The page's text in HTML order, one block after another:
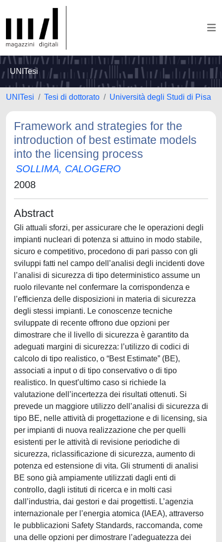
UNITesi
UNITesi Tesi di dottorato Università degli Studi di Pisa
Framework and strategies for the
introduction of best estimate models
into the licensing process
SOLLIMA, CALOGERO
2008
Abstract
Gli attuali sforzi, per assicurare che le operazioni degli
impianti nucleari di potenza si attuino in modo stabile,
sicuro e competitivo, procedono di pari passo con gli
sviluppi fatti nel campo dell’analisi degli incidenti dove
l’analisi di sicurezza di tipo deterministico assume un
ruolo rilevante nel confermare la corrispondenza e
l’efficienza delle disposizioni in materia di sicurezza
degli stessi impianti. Le conoscenze tecniche
sviluppate di recente offrono due opzioni per
dimostrare che il livello di sicurezza è garantito da
adeguati margini di sicurezza: l’utilizzo di codici di
calcolo di tipo realistico, o “Best Estimate” (BE),
associati a input o di tipo conservativo o di tipo
realistico. In quest’ultimo caso si richiede la
valutazione dell’incertezza dei risultati ottenuti. Si
prevede un maggiore utilizzo dell’analisi di sicurezza di
tipo BE, nelle attività di progettazione e di licensing, sia
per impianti di nuova realizzazione che per quelli
esistenti per le attività di revisione periodiche di
sicurezza, riclassificazione di sicurezza, aumento di
potenza ed estensione di vita. Gli strumenti di analisi
BE sono già ampiamente utilizzati dagli enti di
controllo, dagli istituti di ricerca e in molti casi
dall’industria, dai gestori e dai progettisti. L’agenzia
internazionale per l’energia atomica (IAEA), attraverso
le pubblicazioni Safety Standards, raccomanda, come
una delle opzioni per dimostrare l’adeguatezza dei